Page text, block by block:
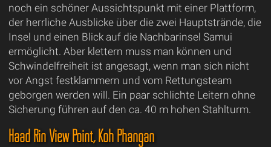
noch ein schöner Aussichtspunkt mit einer Plattform,
der herrliche Ausblicke über die zwei Hauptstrände, die
Insel und einen Blick auf die Nachbarinsel Samui
ermöglicht. Aber klettern muss man können und
Schwindelfreiheit ist angesagt, wenn man sich nicht
vor Angst festklammern und vom Rettungsteam
geborgen werden will. Ein paar schlichte Leitern ohne
Sicherung führen auf den ca. 40 m hohen Stahlturm.
Haad Rin View Point, Koh Phangan